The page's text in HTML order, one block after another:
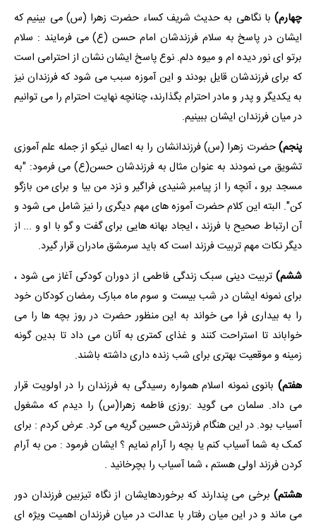
چهارم) با نگاهی به حدیث شریف کساء حضرت زهرا (س) می بینیم که
ایشان در پاسخ به سلام فرزندشان امام حسن (ع) می فرمایند : سلام
برتو اى نور دیده ام و میوه دلم. نوع پاسخ ایشان نشان از احترامی است
که برای فرزندشان قایل بودند و این آموزه سبب می شود که فرزندان نیز
به یکدیگر و پدر و مادر احترام بگذارند، چنانچه نهایت احترام را می توانیم
در میان فرزندان ایشان ببینیم.
پنجم)حضرت زهرا (س) فرزندانشان را به اعمال نیکو از جمله علم آموزی
تشویق می نمودند به عنوان مثال به فرزندشان حسن(ع) می فرمود: "به
مسجد برو ، آنچه را از پیامبر شنیدی فراگیر و نزد من بیا و برای من بازگو
کن". البته این کلام حضرت آموزه های مهم دیگری را نیز شامل می شود و
آن ارتباط صحیح با فرزند ، ایجاد بهانه هایی برای گفت و گو با او و ... از
دیگر نکات مهم تربیت فرزند است که باید سرمشق مادران قرار گیرد.
ششم) تربیت دینی سبک زندگی فاطمی از دوران کودکی آغاز می شود ،
برای نمونه ایشان در شب بیست و سوم ماه مبارک رمضان کودکان خود
را به بیداری فرا می خواند به این منظور حضرت در روز بچه ها را می
خواباند تا استراحت کنند و غذای کمتری به آنان می داد تا بدین گونه
زمینه و موقعیت بهتری برای شب زنده داری داشته باشند.
هفتم) بانوی نمونه اسلام همواره رسیدگی به فرزندان را در اولویت قرار
می داد. سلمان می گوید :روزی فاطمه زهرا(س) را دیدم که مشغول
آسیاب بود. در این هنگام فرزندش حسین گریه می کرد. عرض کردم : برای
کمک به شما آسیاب کنم یا بچه را آرام نمایم ؟ ایشان فرمود : من به آرام
کردن فرزند اولی هستم ، شما آسیاب را بچرخانید .
هشتم) برخی می پندارند که برخوردهایشان از نگاه تیزبین فرزندان دور
می ماند و در این میان رفتار با عدالت در میان فرزندان اهمیت ویژه ای